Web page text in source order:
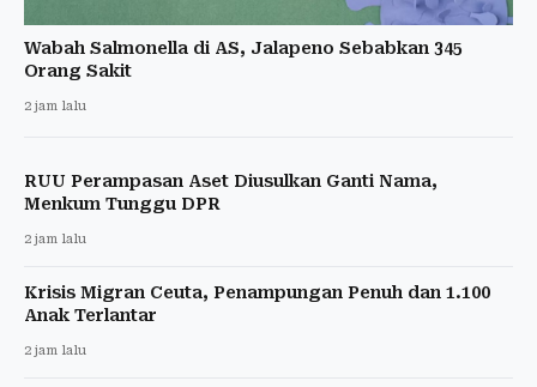
Wabah Salmonella di AS, Jalapeno Sebabkan 345
Orang Sakit
2 jam lalu
RUU Perampasan Aset Diusulkan Ganti Nama,
Menkum Tunggu DPR
2 jam lalu
Krisis Migran Ceuta, Penampungan Penuh dan 1.100
Anak Terlantar
2 jam lalu